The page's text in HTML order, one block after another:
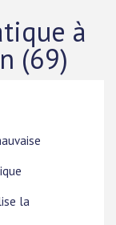
à
(69)
la